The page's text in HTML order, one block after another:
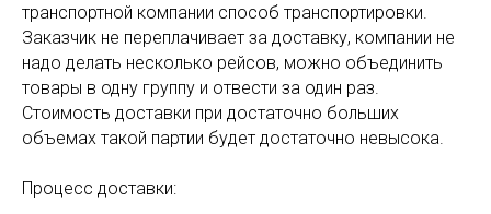
транспортной компании способ транспортировки.
Заказчик не переплачивает за доставку, компании не
надо делать несколько рейсов, можно объединить
товары в одну группу и отвести за один раз.
Стоимость доставки при достаточно больших
объемах такой партии будет достаточно невысока.
Процесс доставки: